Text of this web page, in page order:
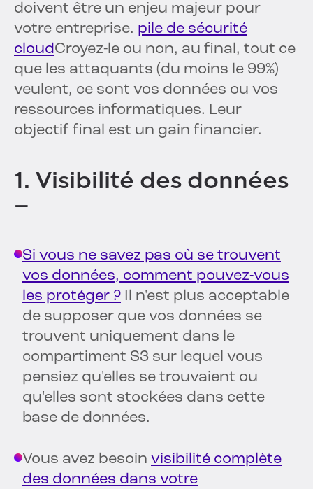
doivent être un enjeu majeur pour
votre entreprise. pile de sécurité
cloudCroyez-le ou non, au final, tout ce
que les attaquants (du moins le 99%)
veulent, ce sont vos données ou vos
ressources informatiques. Leur
objectif final est un gain financier.
1. Visibilité des données
–
Si vous ne savez pas où se trouvent
vos données, comment pouvez-vous
les protéger ? Il n'est plus acceptable
de supposer que vos données se
trouvent uniquement dans le
compartiment S3 sur lequel vous
pensiez qu'elles se trouvaient ou
qu'elles sont stockées dans cette
base de données.
Vous avez besoin visibilité complète
des données dans votre